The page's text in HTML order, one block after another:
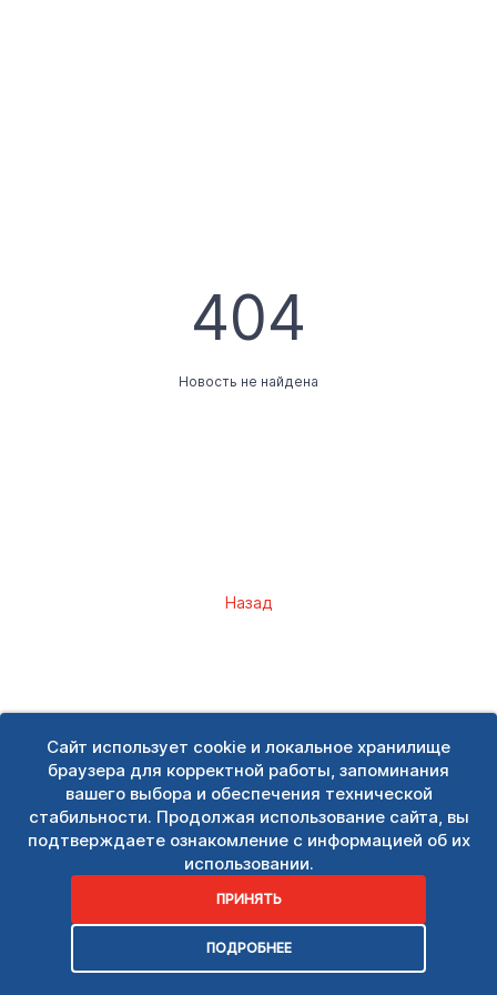
Сайт использует cookie и локальное хранилище
браузера для корректной работы, запоминания
вашего выбора и обеспечения технической
стабильности. Продолжая использование сайта, вы
подтверждаете ознакомление с информацией об их
использовании.
ПРИНЯТЬ
ПОДРОБНЕЕ
404
Новость не найдена
Назад